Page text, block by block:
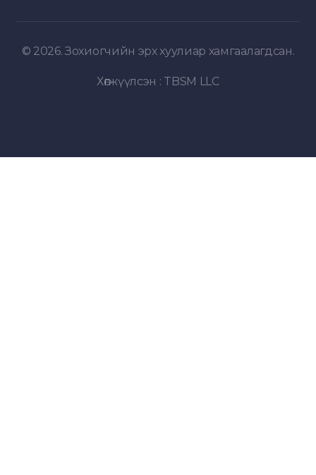
© 2026. Зохиогчийн эрх хуулиар хамгаалагдсан.
Хөгжүүлсэн : TBSM LLC